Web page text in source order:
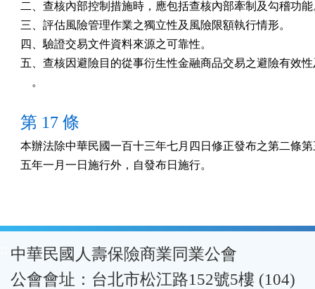
二、查核內部控制措施時，應包括查核內部牽制及勾稽功能
三、評估風險管理作業之獨立性及風險限額執行情形。
四、驗證交易文件資料來源之可靠性。
五、查核因避險目的從事衍生性金融商品交易之避險有效
    。
第 17 條
本辦法除中華民國一百十三年七月四日修正發布之第二條
五年一月一日施行外，自發布日施行。
:::中華民國人壽保險商業同業公會
公會會址：台北市松江路152號5樓 (104)